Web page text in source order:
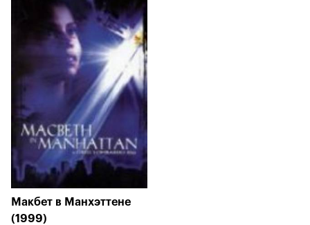
Макбет в Манхэттене
(1999)